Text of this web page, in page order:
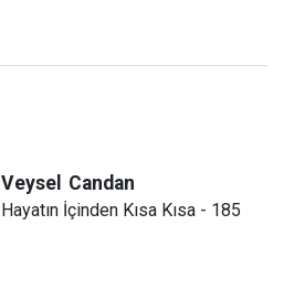
Veysel Candan
Hayatın İçinden Kısa Kısa - 185